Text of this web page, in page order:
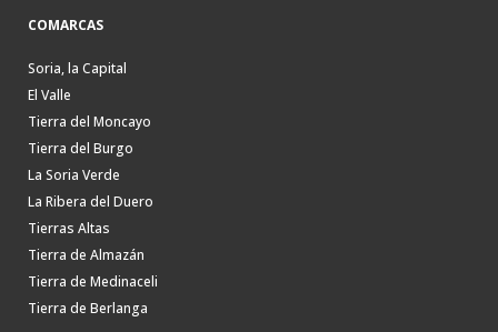
COMARCAS
Soria, la Capital
El Valle
Tierra del Moncayo
Tierra del Burgo
La Soria Verde
La Ribera del Duero
Tierras Altas
Tierra de Almazán
Tierra de Medinaceli
Tierra de Berlanga